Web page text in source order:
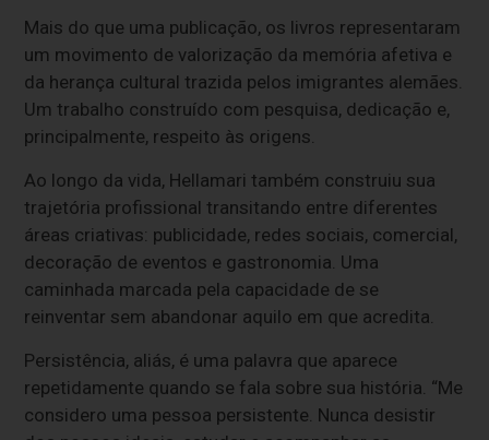
Mais do que uma publicação, os livros representaram
um movimento de valorização da memória afetiva e
da herança cultural trazida pelos imigrantes alemães.
Um trabalho construído com pesquisa, dedicação e,
principalmente, respeito às origens.
Ao longo da vida, Hellamari também construiu sua
trajetória profissional transitando entre diferentes
áreas criativas: publicidade, redes sociais, comercial,
decoração de eventos e gastronomia. Uma
caminhada marcada pela capacidade de se
reinventar sem abandonar aquilo em que acredita.
Persistência, aliás, é uma palavra que aparece
repetidamente quando se fala sobre sua história. “Me
considero uma pessoa persistente. Nunca desistir